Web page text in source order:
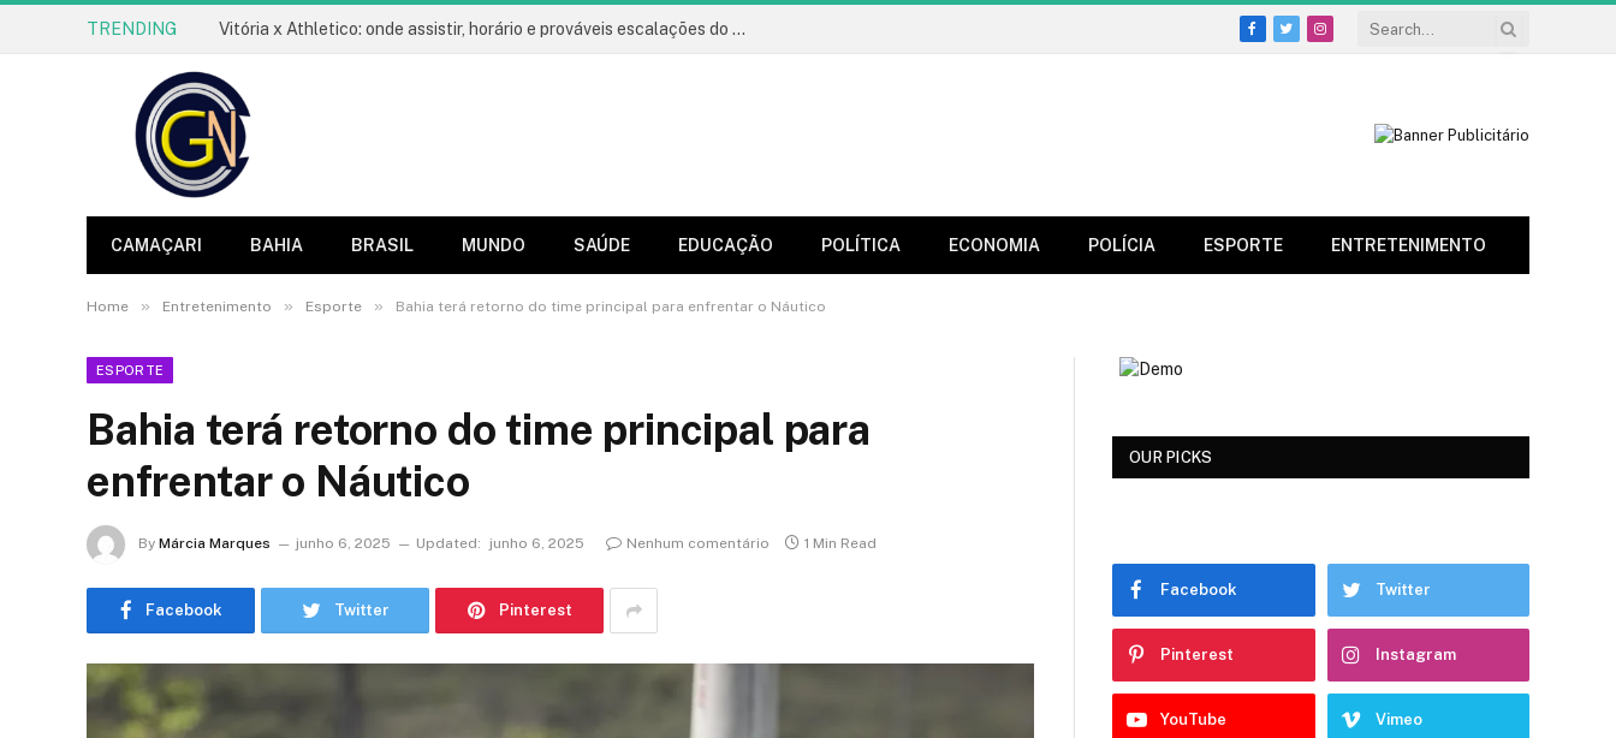
TRENDING Vitória x Athletico: onde assistir, horário e prováveis escalações do jogo
Facebook
TwitterInstagram
CAMAÇARI BAHIA BRASIL MUNDO SAÚDE EDUCAÇÃO POLÍTICA ECONOMIA POLÍCIA ESPORTE ENTRETENIMENTO
Home » Entretenimento » Esporte » Bahia terá retorno do time principal para enfrentar o Náutico
ESPORTE
Bahia terá retorno do time principal para
enfrentar o Náutico
By Márcia Marques junho 6, 2025 Updated: junho 6, 2025 Nenhum comentário 1 Min Read
Facebook Twitter Pinterest
OUR PICKS
Facebook Twitter
Pinterest Instagram
YouTube Vimeo